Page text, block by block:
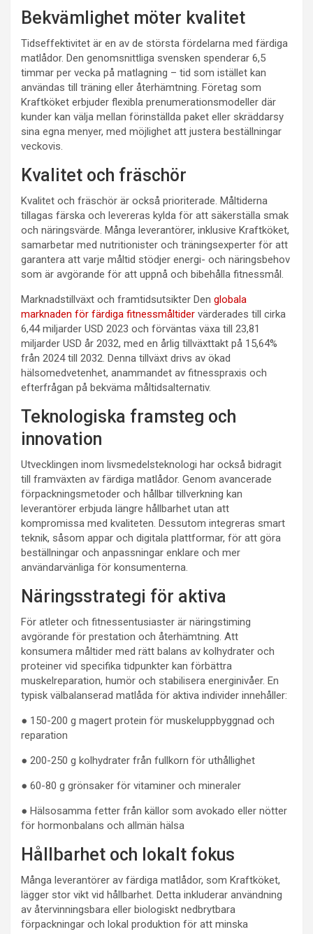
Bekvämlighet möter kvalitet
Tidseffektivitet är en av de största fördelarna med färdiga
matlådor. Den genomsnittliga svensken spenderar 6,5
timmar per vecka på matlagning – tid som istället kan
användas till träning eller återhämtning. Företag som
Kraftköket erbjuder flexibla prenumerationsmodeller där
kunder kan välja mellan förinställda paket eller skräddarsy
sina egna menyer, med möjlighet att justera beställningar
veckovis.
Kvalitet och fräschör
Kvalitet och fräschör är också prioriterade. Måltiderna
tillagas färska och levereras kylda för att säkerställa smak
och näringsvärde. Många leverantörer, inklusive Kraftköket,
samarbetar med nutritionister och träningsexperter för att
garantera att varje måltid stödjer energi- och näringsbehov
som är avgörande för att uppnå och bibehålla fitnessmål.
Marknadstillväxt och framtidsutsikter Den globala
marknaden för färdiga fitnessmåltider värderades till cirka
6,44 miljarder USD 2023 och förväntas växa till 23,81
miljarder USD år 2032, med en årlig tillväxttakt på 15,64%
från 2024 till 2032. Denna tillväxt drivs av ökad
hälsomedvetenhet, anammandet av fitnesspraxis och
efterfrågan på bekväma måltidsalternativ.
Teknologiska framsteg och
innovation
Utvecklingen inom livsmedelsteknologi har också bidragit
till framväxten av färdiga matlådor. Genom avancerade
förpackningsmetoder och hållbar tillverkning kan
leverantörer erbjuda längre hållbarhet utan att
kompromissa med kvaliteten. Dessutom integreras smart
teknik, såsom appar och digitala plattformar, för att göra
beställningar och anpassningar enklare och mer
användarvänliga för konsumenterna.
Näringsstrategi för aktiva
För atleter och fitnessentusiaster är näringstiming
avgörande för prestation och återhämtning. Att
konsumera måltider med rätt balans av kolhydrater och
proteiner vid specifika tidpunkter kan förbättra
muskelreparation, humör och stabilisera energinivåer. En
typisk välbalanserad matlåda för aktiva individer innehåller:
● 150-200 g magert protein för muskeluppbyggnad och
reparation
● 200-250 g kolhydrater från fullkorn för uthållighet
● 60-80 g grönsaker för vitaminer och mineraler
● Hälsosamma fetter från källor som avokado eller nötter
för hormonbalans och allmän hälsa
Hållbarhet och lokalt fokus
Många leverantörer av färdiga matlådor, som Kraftköket,
lägger stor vikt vid hållbarhet. Detta inkluderar användning
av återvinningsbara eller biologiskt nedbrytbara
förpackningar och lokal produktion för att minska